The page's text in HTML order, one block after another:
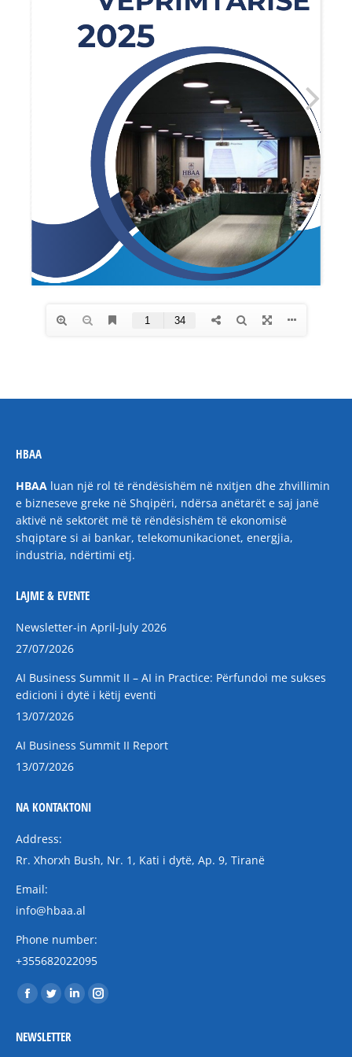
HBAA
HBAA luan një rol të rëndësishëm në nxitjen dhe zhvillimin
e bizneseve greke në Shqipëri, ndërsa anëtarët e saj janë
aktivë në sektorët më të rëndësishëm të ekonomisë
shqiptare si ai bankar, telekomunikacionet, energjia,
industria, ndërtimi etj.
LAJME & EVENTE
Newsletter-in April-July 2026
27/07/2026
AI Business Summit II – AI in Practice: Përfundoi me sukses
edicioni i dytë i këtij eventi
13/07/2026
AI Business Summit II Report
13/07/2026
NA KONTAKTONI
Address:
Rr. Xhorxh Bush, Nr. 1, Kati i dytë, Ap. 9, Tiranë
Email:
info@hbaa.al
Phone number:
+355682022095
Find us on:
Facebook
opens
Twitter
opens
LinkedinInstagram
NEWSLETTER